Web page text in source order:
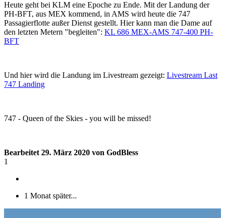
Heute geht bei KLM eine Epoche zu Ende. Mit der Landung der
PH-BFT, aus MEX kommend, in AMS wird heute die 747
Passagierflotte außer Dienst gestellt. Hier kann man die Dame auf
den letzten Metern "begleiten": KL 686 MEX-AMS 747-400 PH-
BFT
Und hier wird die Landung im Livestream gezeigt: Livestream Last
747 Landing
747 - Queen of the Skies - you will be missed!
Bearbeitet 29. März 2020 von GodBless
1
1 Monat später...